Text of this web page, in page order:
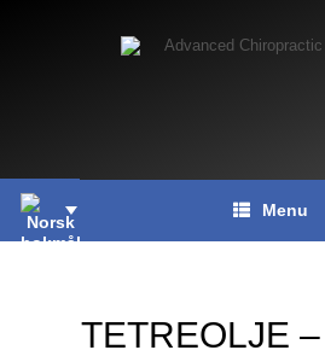
Menu
TETREOLJE